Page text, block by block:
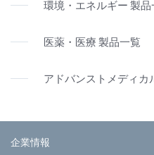
環境・エネルギー 製品
医薬・医療 製品一覧
アドバンストメディカ
企業情報